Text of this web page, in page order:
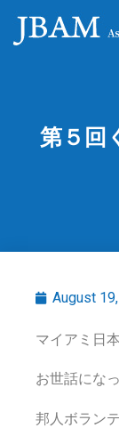
第５回
August
マイアミ日
お世話にな
邦人ボラン